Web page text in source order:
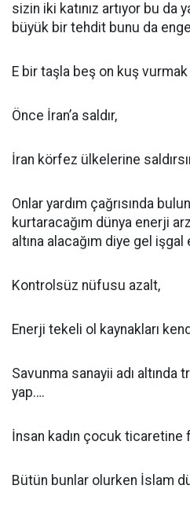
sizin iki katınız artıyor bu da
büyük bir tehdit bunu da
E bir taşla beş on kuş vurmak
Önce İran’a saldır,
İran körfez ülkelerine
Onlar yardım çağrısında
kurtaracağım dünya enerji
altına alacağım diye gel işgal
Kontrolsüz nüfusu azalt,
Enerji tekeli ol kaynakları
Savunma sanayii adı altında
yap….
İnsan kadın çocuk ticaretine
Bütün bunlar olurken İslam